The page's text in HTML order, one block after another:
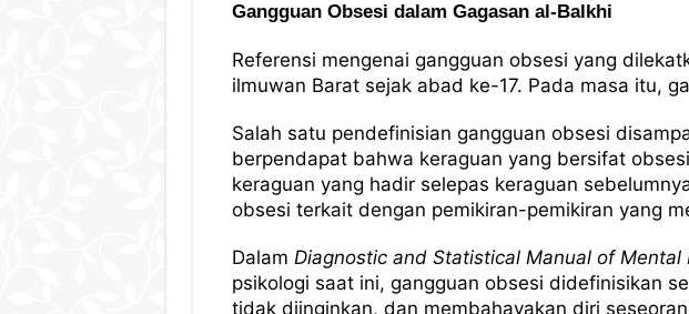
Gangguan Obsesi dalam Gagasan al-Balkhi
Referensi mengenai gangguan obsesi yang
ilmuwan Barat sejak abad ke-17. Pada masa itu,
Salah satu pendefinisian gangguan obsesi
berpendapat bahwa keraguan yang bersifat
keraguan yang hadir selepas keraguan
obsesi terkait dengan pemikiran-pemikiran yang
Dalam Diagnostic and Statistical Manual of Mental
psikologi saat ini, gangguan obsesi didefinisikan
tidak diinginkan, dan membahayakan diri